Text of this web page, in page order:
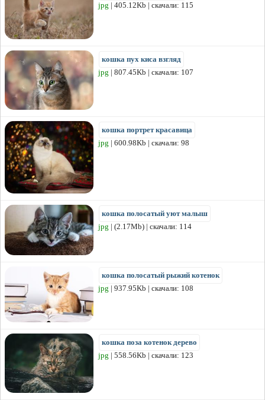
jpg | 405.12Kb | скачали: 115
кошка пух киса взгляд
jpg | 807.45Kb | скачали: 107
кошка портрет красавица
jpg | 600.98Kb | скачали: 98
кошка полосатый уют малыш
jpg | (2.17Mb) | скачали: 114
кошка полосатый рыжий котенок
jpg | 937.95Kb | скачали: 108
кошка поза котенок дерево
jpg | 558.56Kb | скачали: 123